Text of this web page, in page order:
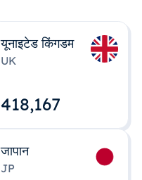
यूनाइटेड किंगडम
UK
418,167
जापान
JP